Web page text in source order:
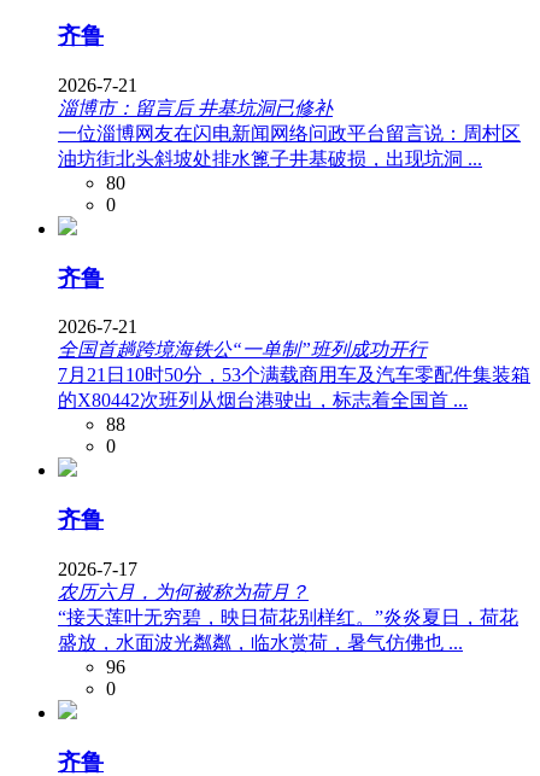
齐鲁
2026-7-21
淄博市：留言后 井基坑洞已修补
一位淄博网友在闪电新闻网络问政平台留言说：周村区
油坊街北头斜坡处排水篦子井基破损，出现坑洞 ...
80
0
齐鲁
2026-7-21
全国首趟跨境海铁公“一单制”班列成功开行
7月21日10时50分，53个满载商用车及汽车零配件集装箱
的X80442次班列从烟台港驶出，标志着全国首 ...
88
0
齐鲁
2026-7-17
农历六月，为何被称为荷月？
“接天莲叶无穷碧，映日荷花别样红。”炎炎夏日，荷花
盛放，水面波光粼粼，临水赏荷，暑气仿佛也 ...
96
0
齐鲁